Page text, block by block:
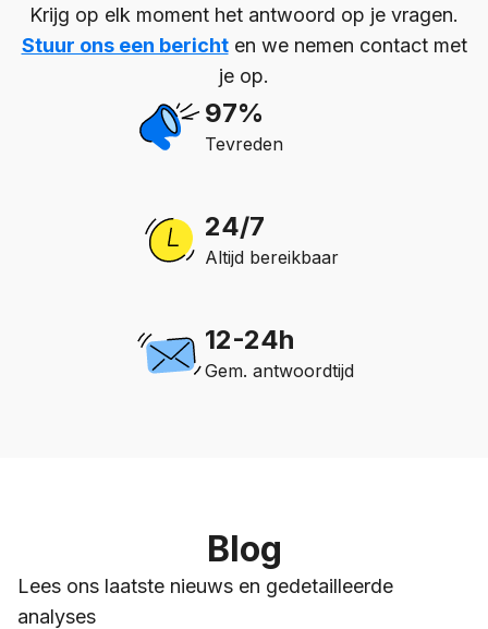
Krijg op elk moment het antwoord op je vragen.
Stuur ons een berichten we nemen contact met
je op.
97%
Tevreden
24/7
Altijd bereikbaar
12-24h
Gem. antwoordtijd
Blog
Lees ons laatste nieuws en gedetailleerde
analyses